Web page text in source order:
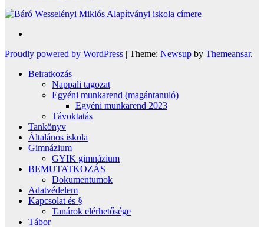
Proudly powered by WordPress | Theme: Newsup by Themeansar.
Beiratkozás
Nappali tagozat
Egyéni munkarend (magántanuló)
Egyéni munkarend 2023
Távoktatás
Tankönyv
Általános iskola
Gimnázium
GYIK gimnázium
BEMUTATKOZÁS
Dokumentumok
Adatvédelem
Kapcsolat és §
Tanárok elérhetősége
Tábor